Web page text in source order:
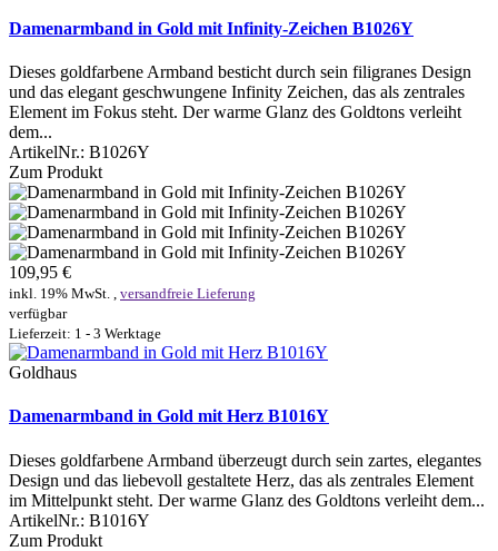
Damenarmband in Gold mit Infinity-Zeichen B1026Y
Dieses goldfarbene Armband besticht durch sein filigranes Design
und das elegant geschwungene Infinity Zeichen, das als zentrales
Element im Fokus steht. Der warme Glanz des Goldtons verleiht
dem...
ArtikelNr.: B1026Y
Zum Produkt
109,95 €
inkl. 19% MwSt. , versandfreie Lieferung
verfügbar
Lieferzeit: 1 - 3 Werktage
Goldhaus
Damenarmband in Gold mit Herz B1016Y
Dieses goldfarbene Armband überzeugt durch sein zartes, elegantes
Design und das liebevoll gestaltete Herz, das als zentrales Element
im Mittelpunkt steht. Der warme Glanz des Goldtons verleiht dem...
ArtikelNr.: B1016Y
Zum Produkt